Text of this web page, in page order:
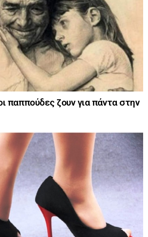
παππούδες ζουν για πάντα στην